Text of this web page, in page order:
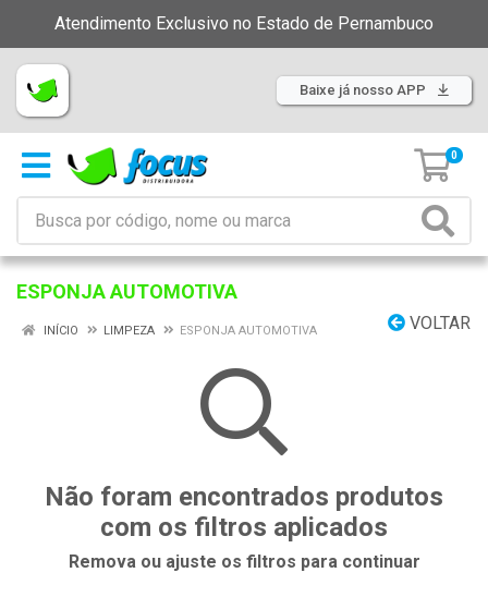
Atendimento Exclusivo no Estado de Pernambuco
Baixe já nosso APP
0
ESPONJA AUTOMOTIVA
VOLTAR
INÍCIO LIMPEZA ESPONJA AUTOMOTIVA
Não foram encontrados produtos
com os filtros aplicados
Remova ou ajuste os filtros para continuar